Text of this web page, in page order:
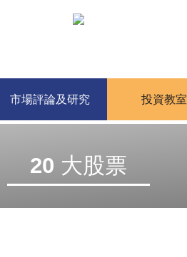
市場評論及研究 投資教室
20 大股票